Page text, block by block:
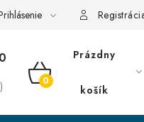
NÁKUPNÝ
Prázdny
košík